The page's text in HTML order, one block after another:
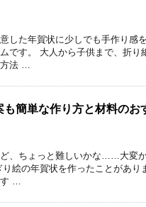
した年賀状に少しでも手作り感
です。 大人から子供まで、折り
方法 …
簡単な作り方と材料のお
ど、ちょっと難しいかな……大
絵の年賀状を作ったことがあり
す …